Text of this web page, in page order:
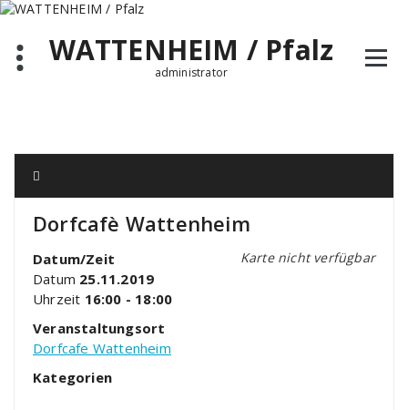
Zum
springenWATTENHEIM / Pfalz
administrator
Dorfcafè Wattenheim
Karte nicht verfügbar
Datum/Zeit
Datum 25.11.2019
Uhrzeit 16:00 - 18:00
Veranstaltungsort
Dorfcafe Wattenheim
Kategorien